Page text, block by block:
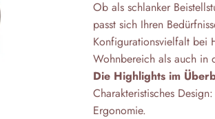
Ob als schlanker
passt sich Ihren
Konfigurationsvielfalt bei
Wohnbereich als auch in
Die Highlights im
Charakteristisches
Ergonomie.